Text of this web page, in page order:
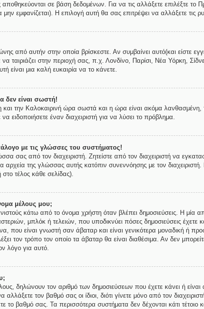
αποθηκεύονται σε βάση δεδομένων. Για να τις αλλάξετε επιλέξτε
εμφανίζεται). Η επιλογή αυτή θα σας επιτρέψει να αλλάξετε τις
από αυτήν στην οποία βρίσκεστε. Αν συμβαίνει αυτό(και είστε
ταιριάζει στην περιοχή σας, π.χ. Λονδίνο, Παρίσι, Νέα Υόρκη,
είναι μια καλή ευκαιρία να το κάνετε.
δεν είναι σωστή!
και την Καλοκαιρινή ώρα σωστά και η ώρα είναι ακόμα λανθασμένη,
ειδοποιήσετε έναν διαχειριστή για να λύσει το πρόβλημα.
με τις γλώσσες του συστήματος!
σας από τον διαχειριστή. Ζητείστε από τον διαχειριστή να
αρχεία της γλώσσας αυτής κατόπιν συνεννόησης με τον
τέλος κάθε σελίδας).
μέλους μου;
κάτω από το όνομα χρήστη όταν βλέπει δημοσιεύσεις. Η μία
μπλόκ ή τελειών, που υποδικνύει πόσες δημοσιεύσεις έχετε
που είναι γνωστή σαν άβαταρ και είναι γενικότερα μοναδική ή
τον τρόπο τον οποίο τα άβαταρ θα είναι διαθέσιμα. Αν δεν
λόγο για αυτό.
δηλώνουν τον αριθμό των δημοσιεύσεων που έχετε κάνει ή
αλλάξετε τον βαθμό σας οι ίδιοι, διότι γίνετε μόνο από τον
το βαθμό σας. Τα περισσότερα συστήματα δεν δέχονται κάτι τέτοιο